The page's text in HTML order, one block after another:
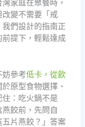
家庭在聚餐時，
變不需要「戒
們設計的指南正
提下，輕鬆達成
參考低卡，從飲
原型食物選擇、
：吃火鍋不是
餃前，先問自
片燕餃？」答案